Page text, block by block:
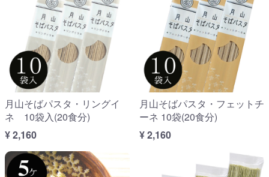
月山そばパスタ・リングイ
ネ 10袋入(20食分)
¥ 2,160
月山そばパスタ・フェットチ
ーネ 10袋(20食分)
¥ 2,160